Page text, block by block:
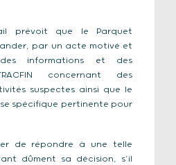
prévoit que le Parquet
par un acte motivé et
des informations et des
concernant des
suspectes ainsi que le
spécifique pertinente pour
de répondre à une telle
dûment sa décision, s’il